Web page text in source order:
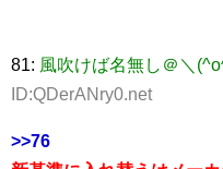
81: 風吹けば名無し＠＼
ID:QDerANry0.net
>>76